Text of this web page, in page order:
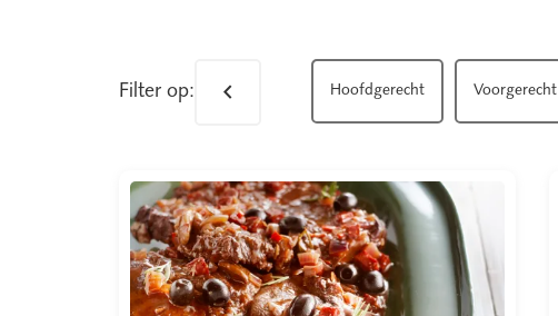
Filter op: chevron_left Hoofdgerecht Voorgerecht